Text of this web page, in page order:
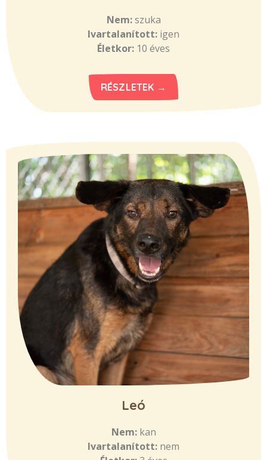
Nem:szuka
Ivartalanított: igen
Életkor: 10 éves
RÉSZLETEK →
Leó
Nem:kan
Ivartalanított: nem